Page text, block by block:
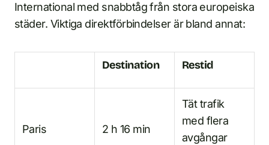
International med snabbtåg från stora europeiska
städer. Viktiga direktförbindelser är bland annat:
Destination Restid
Paris 2 h 16 min
Tät trafik
med flera
avgångar